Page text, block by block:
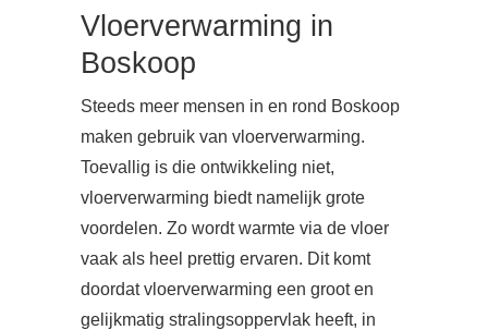
Vloerverwarming in
Boskoop
Steeds meer mensen in en rond Boskoop
maken gebruik van vloerverwarming.
Toevallig is die ontwikkeling niet,
vloerverwarming biedt namelijk grote
voordelen. Zo wordt warmte via de vloer
vaak als heel prettig ervaren. Dit komt
doordat vloerverwarming een groot en
gelijkmatig stralingsoppervlak heeft, in